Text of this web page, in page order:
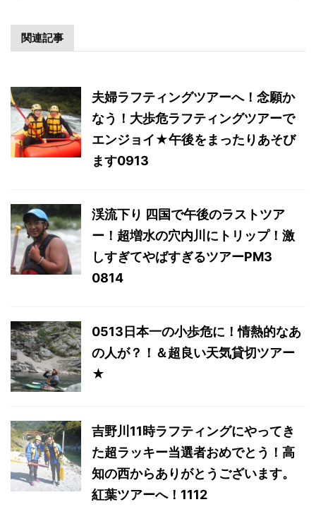
関連記事
夫婦ラフティングツアーへ！念願か
なう！大歩危ラフティングツアーで
エンジョイ★午後をまったりあそび
ます0913
渓流下り 四国で午後のラストツア
ー！超増水の穴内川にトリップ！激
しすぎてやばすぎるツアーPM3
0814
0513日本一の小歩危に！情熱的なあ
の人が？！＆超良い天気貸切ツアー
★
吉野川11時ラフティングにやってき
た超ラッキー当選者おめでとう！高
知の西からありがとうございます。
紅葉ツアーへ！1112